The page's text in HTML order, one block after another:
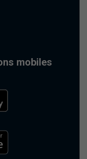
mobiles